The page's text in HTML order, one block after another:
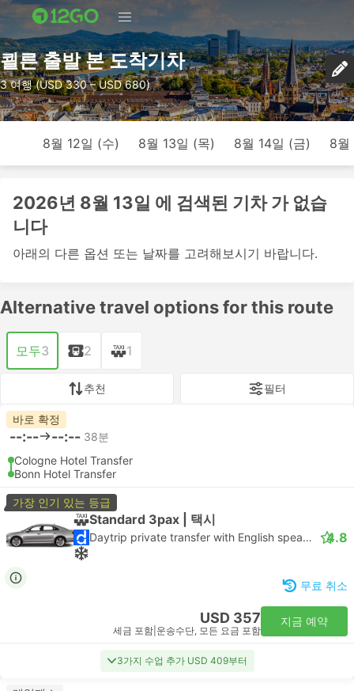
쾰른 출발 본 도착기차
3 여행 (USD 330 – USD 680)
8월 12일 (수) 8월 13일 (목) 8월 14일 (금) 8월
2026년 8월 13일 에 검색된 기차 가 없습
니다
아래의 다른 옵션 또는 날짜를 고려해보시기 바랍니다.
Alternative travel options for this route
모두3 2 1
추천 필터
바로 확정
--:-- --:-- 38분
Cologne Hotel Transfer
Bonn Hotel Transfer
가장 인기 있는 등급
Standard 3pax | 택시
Daytrip private transfer with English speaking driver 4.8
무료 취소
USD 357
세금 포함 운송수단, 모든 요금 포함
지금 예약
3가지 수업 추가 USD 409부터